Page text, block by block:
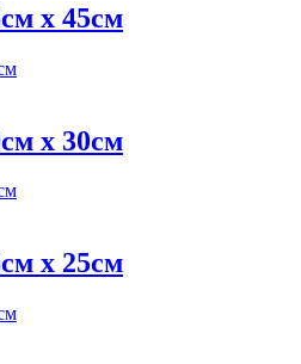
х 45см
х 30см
х 25см